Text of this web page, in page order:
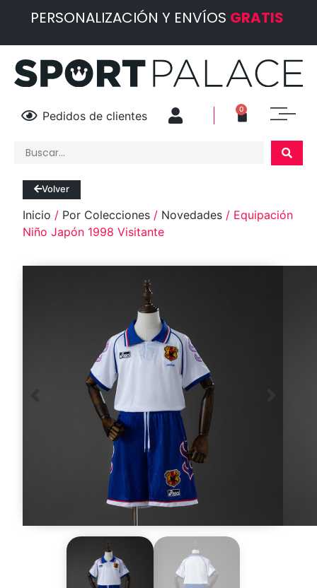
PERSONALIZACIÓN Y ENVÍOS GRATIS
Pedidos de clientes 0
Volver
Inicio / Por Colecciones / Novedades / Equipación
Niño Japón 1998 Visitante